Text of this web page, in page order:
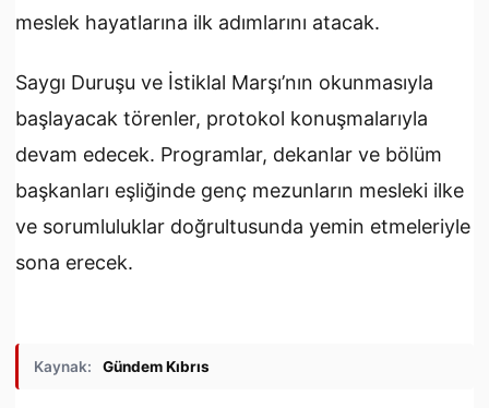
meslek hayatlarına ilk adımlarını atacak.
Saygı Duruşu ve İstiklal Marşı’nın okunmasıyla
başlayacak törenler, protokol konuşmalarıyla
devam edecek. Programlar, dekanlar ve bölüm
başkanları eşliğinde genç mezunların mesleki ilke
ve sorumluluklar doğrultusunda yemin etmeleriyle
sona erecek.
Kaynak: Gündem Kıbrıs